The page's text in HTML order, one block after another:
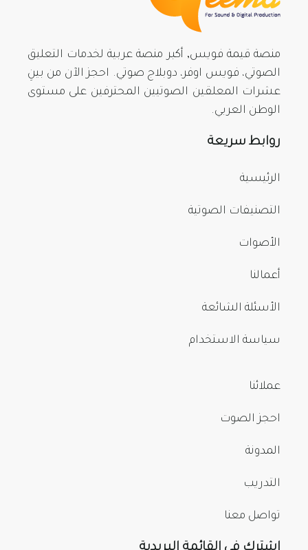
منصة قيمة فويس, أكبر منصة عربية لخدمات التعليق
الصوتي، فويس اوفر، دوبلاج صوتي. احجز الآن من بينِ
عشرات المعلقين الصوتيين المحترفين على مستوى
الوطن العربي.
روابط سريعة
الرئيسية
التصنيفات الصوتية
الأصوات
أعمالنا
الأسئلة الشائعة
سياسة الاستخدام
عملائنا
احجز الصوت
المدونة
التدريب
تواصل معنا